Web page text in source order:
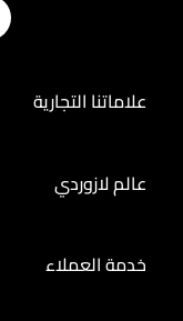
علاماتنا التجارية
عالم لازوردي
خدمة العملاء